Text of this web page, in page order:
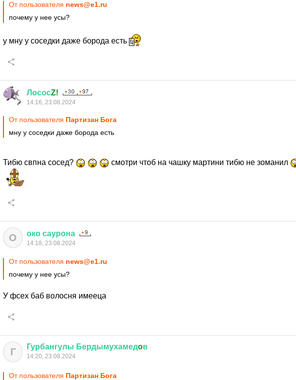
От пользователя news@e1.ru
почему у нее усы?
у мну у соседки даже борода есть
ЛососZ!
14:16, 23.08.2024
От пользователя Партизан Бога
мну у соседки даже борода есть
Тибю свпна сосед? смотри чтоб на чашку мартини тибю не зоманил
О око саурона
14:18, 23.08.2024
От пользователя news@e1.ru
почему у нее усы?
У фсех баб волосня имееца
Г Гурбангулы Бердымухамедoв
14:20, 23.08.2024
От пользователя Партизан Бога